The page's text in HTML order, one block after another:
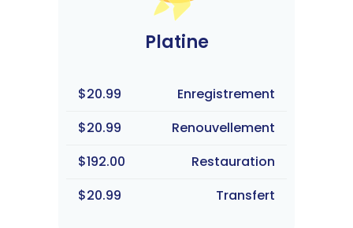
Platine
$20.99
Enregistrement
$20.99
Renouvellement
$192.00
Restauration
$20.99
Transfert